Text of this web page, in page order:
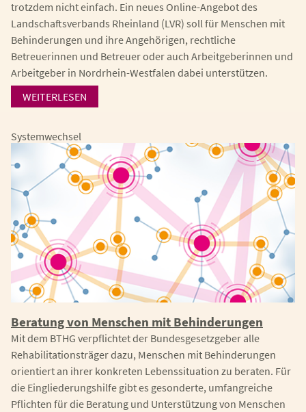
trotzdem nicht einfach. Ein neues Online-Angebot des
Landschaftsverbands Rheinland (LVR) soll für Menschen mit
Behinderungen und ihre Angehörigen, rechtliche
Betreuerinnen und Betreuer oder auch Arbeitgeberinnen und
Arbeitgeber in Nordrhein-Westfalen dabei unterstützen.
WEITERLESEN
Systemwechsel
Beratung von Menschen mit Behinderungen
Mit dem BTHG verpflichtet der Bundesgesetzgeber alle
Rehabilitationsträger dazu, Menschen mit Behinderungen
orientiert an ihrer konkreten Lebenssituation zu beraten. Für
die Eingliederungshilfe gibt es gesonderte, umfangreiche
Pflichten für die Beratung und Unterstützung von Menschen